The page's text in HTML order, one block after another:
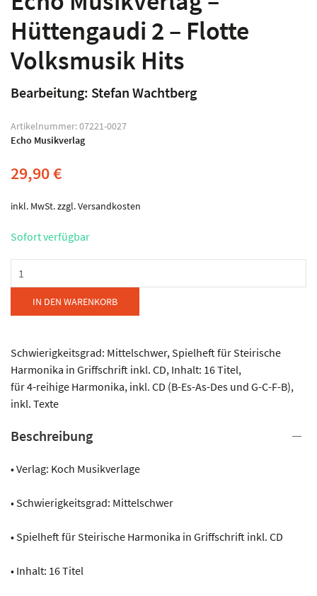
Hüttengaudi 2 – Flotte
Volksmusik Hits
Bearbeitung: Stefan Wachtberg
Artikelnummer:07221-0027
Echo Musikverlag
29,90€
inkl. MwSt.zzgl.Versandkosten
Sofort verfügbar
Musikverlag
Hüttengaudi
-
Flotte
Volksmusik
Hits
IN DEN WARENKORB
Schwierigkeitsgrad: Mittelschwer, Spielheft für Steirische
Harmonika in Griffschrift inkl. CD, Inhalt: 16 Titel,
für 4-reihige Harmonika, inkl. CD (B-Es-As-Des und G-C-F-B),
inkl. Texte
Beschreibung
• Verlag: Koch Musikverlage
• Schwierigkeitsgrad: Mittelschwer
• Spielheft für Steirische Harmonika in Griffschrift inkl. CD
• Inhalt: 16 Titel